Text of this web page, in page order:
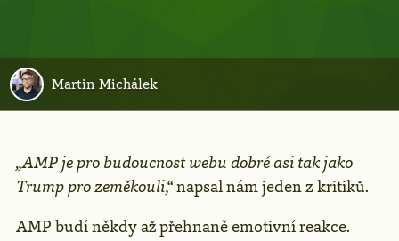
Martin Michálek
„AMP je pro budoucnost webu dobré asi tak jako
Trump pro zeměkouli,“napsal nám jeden z kritiků.
AMP budí někdy až přehnaně emotivní reakce.